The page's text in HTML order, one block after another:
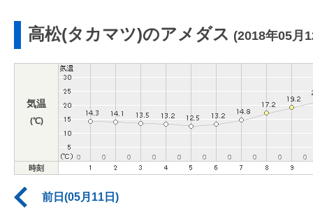
高松(タカマツ)のアメダス (2018年05月
気温
(℃)
時刻
前日(05月11日)